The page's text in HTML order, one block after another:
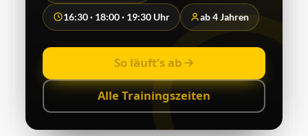
16:30 · 18:00 · 19:30 Uhr ab 4 Jahren
So läuft’s ab
Alle Trainingszeiten